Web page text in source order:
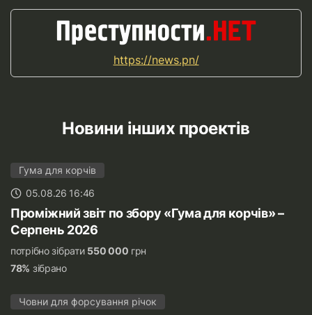
https://news.pn/
Новини інших проектів
Гума для корчів
05.08.26 16:46
Проміжний звіт по збору «Гума для корчів» –
Серпень 2026
потрібно зібрати 550 000 грн
78% зібрано
Човни для форсування річок